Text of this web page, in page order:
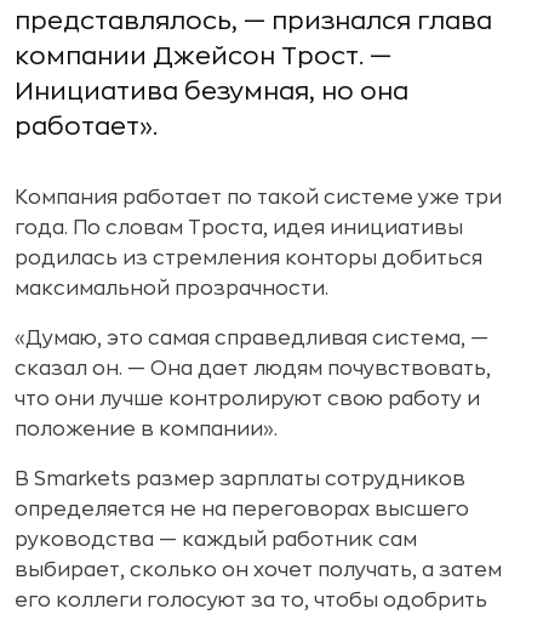
представлялось, — признался глава
компании Джейсон Трост. —
Инициатива безумная, но она
работает».
Компания работает по такой системе уже три
года. По словам Троста, идея инициативы
родилась из стремления конторы добиться
максимальной прозрачности.
«Думаю, это самая справедливая система, —
сказал он. — Она дает людям почувствовать,
что они лучше контролируют свою работу и
положение в компании».
В Smarkets размер зарплаты сотрудников
определяется не на переговорах высшего
руководства — каждый работник сам
выбирает, сколько он хочет получать, а затем
его коллеги голосуют за то, чтобы одобрить